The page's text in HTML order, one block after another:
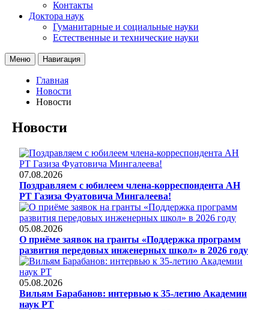
Контакты
Доктора наук
Гуманитарные и социальные науки
Естественные и технические науки
Меню Навигация
Главная
Новости
Новости
Новости
07.08.2026
Поздравляем с юбилеем члена-корреспондента АН
РТ Газиза Фуатовича Мингалеева!
05.08.2026
О приёме заявок на гранты «Поддержка программ
развития передовых инженерных школ» в 2026 году
05.08.2026
Вильям Барабанов: интервью к 35-летию Академии
наук РТ